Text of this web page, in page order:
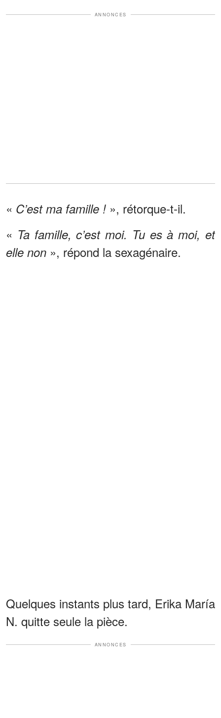
ANNONCES
« C’est ma famille ! », rétorque-t-il.
« Ta famille, c’est moi. Tu es à moi, et
elle non », répond la sexagénaire.
Quelques instants plus tard, Erika María
N. quitte seule la pièce.
ANNONCES